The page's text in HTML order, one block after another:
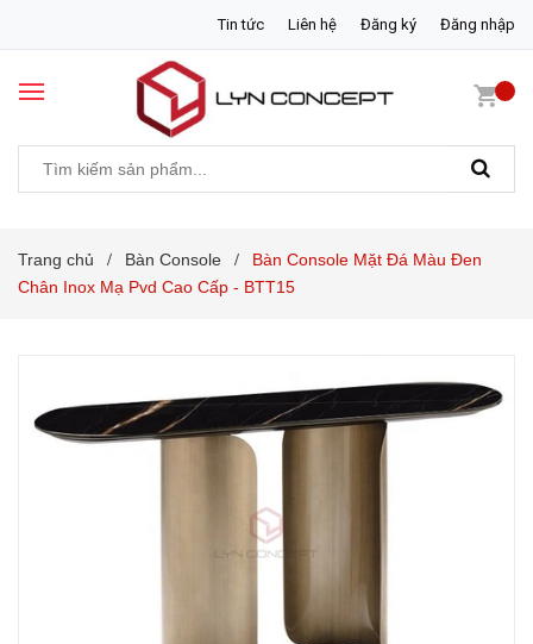
Tin tức Liên hệ Đăng ký Đăng nhập
Trang chủ / Bàn Console /
Bàn Console Mặt Đá Màu Đen
Chân Inox Mạ Pvd Cao Cấp - BTT15